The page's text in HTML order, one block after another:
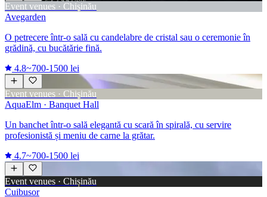
Event venues · Chișinău
Avegarden
O petrecere într-o sală cu candelabre de cristal sau o ceremonie în
grădină, cu bucătărie fină.
4.8~700-1500 lei
Event venues · Chișinău
AquaElm · Banquet Hall
Un banchet într-o sală elegantă cu scară în spirală, cu servire
profesionistă și meniu de carne la grătar.
4.7~700-1500 lei
Event venues · Chișinău
Cuibusor